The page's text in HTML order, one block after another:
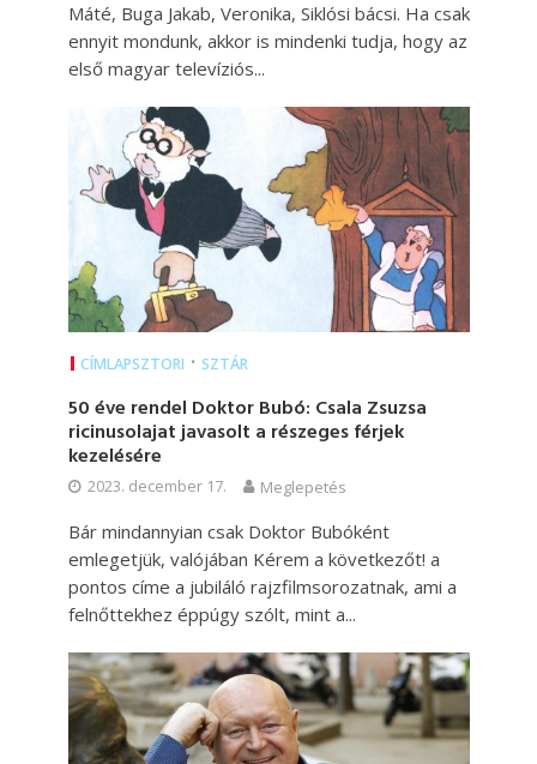
Máté, Buga Jakab, Veronika, Siklósi bácsi. Ha csak
ennyit mondunk, akkor is mindenki tudja, hogy az
első magyar televíziós...
CÍMLAPSZTORI • SZTÁR
50 éve rendel Doktor Bubó: Csala Zsuzsa
ricinusolajat javasolt a részeges férjek
kezelésére
2023. december 17. Meglepetés
Bár mindannyian csak Doktor Bubóként
emlegetjük, valójában Kérem a következőt! a
pontos címe a jubiláló rajzfilmsorozatnak, ami a
felnőttekhez éppúgy szólt, mint a...